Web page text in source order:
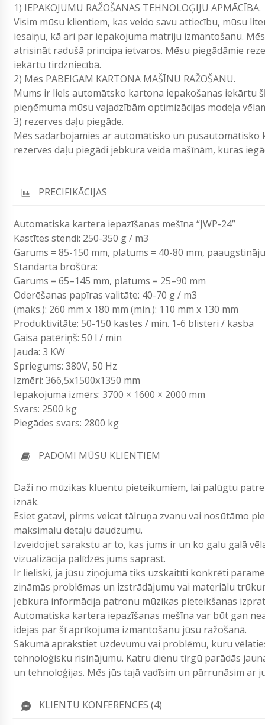
1) IEPAKOJUMU RAŽOŠANAS TEHNOLOĢIJU APMĀCĪBA.
Visim mūsu klientiem, kas veido savu attiecību, mūsu
iesaiņu, kā ari par iepakojuma matriju izmantošanu.
atrisināt radušā principa ietvaros. Mēsu piegādāmie
iekārtu tirdzniecībā.
2) Mēs PABEIGAM KARTONA MAŠĪNU RAŽOŠANU.
Mums ir liels automātsko kartona iepakošanas iekārtu
pieņēmuma mūsu vajadzībām optimizācijas modeļa
3) rezerves daļu piegāde.
Mēs sadarbojamies ar automātisko un
rezerves daļu piegādi jebkura veida mašīnām, kuras
PRECIFIKĀCIJAS
Automatiska kartera iepazīšanas mešīna “JWP-24”
Kastītes stendi: 250-350 g / m3
Garums = 85-150 mm, platums = 40-80 mm,
Standarta brošūra:
Garums = 65–145 mm, platums = 25–90 mm
Oderēšanas papīras valitāte: 40-70 g / m3
(maks.): 260 mm x 180 mm (min.): 110 mm x 130 mm
Produktivitāte: 50-150 kastes / min. 1-6 blisteri / kasba
Gaisa patēriņš: 50 l / min
Jauda: 3 KW
Spriegums: 380V, 50 Hz
Izmēri: 366,5x1500x1350 mm
Iepakojuma izmērs: 3700 × 1600 × 2000 mm
Svars: 2500 kg
Piegādes svars: 2800 kg
PADOMI MŪSU KLIENTIEM
Daži no mūzikas kluentu pieteikumiem, lai palūgtu
iznāk.
Esiet gatavi, pirms veicat tālruņa zvanu vai nosūtāmo
maksimalu detaļu daudzumu.
Izveidojiet sarakstu ar to, kas jums ir un ko galu galā
vizualizācija palīdzēs jums saprast.
Ir lieliski, ja jūsu ziņojumā tiks uzskaitīti konkrēti
zināmās problēmas un izstrādājumu vai materiālu
Jebkura informācija patronu mūzikas pieteikšanas
Automatiska kartera iepazīšanas mešīna var būt gan
idejas par šī aprīkojuma izmantošanu jūsu ražošanā.
Sākumā aprakstiet uzdevumu vai problēmu, kuru
tehnoloģisku risinājumu. Katru dienu tirgū parādās
un tehnoloģijas. Mēs jūs tajā vadīsim un pārrunāsim ar
KLIENTU KONFERENCES (4)